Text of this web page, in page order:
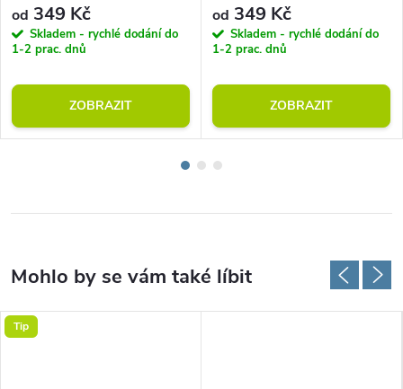
od 349 Kč
Skladem - rychlé dodání do
1-2 prac. dnů
ZOBRAZIT
od 349 Kč
Skladem - rychlé dodání do
1-2 prac. dnů
ZOBRAZIT
Tip